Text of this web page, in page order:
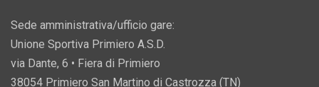
Sede amministrativa/ufficio gare:
Unione Sportiva Primiero A.S.D.
via Dante, 6 • Fiera di Primiero
38054 Primiero San Martino di Castrozza (TN)